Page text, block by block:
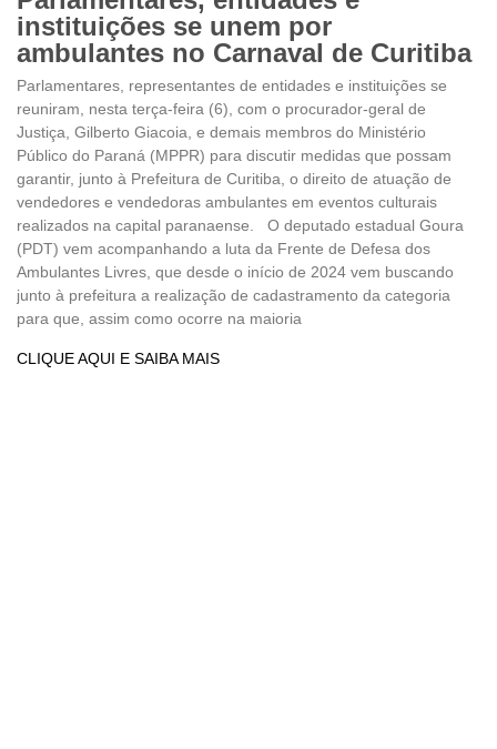
instituições se unem por
ambulantes no Carnaval de Curitiba
Parlamentares, representantes de entidades e instituições se
reuniram, nesta terça-feira (6), com o procurador-geral de
Justiça, Gilberto Giacoia, e demais membros do Ministério
Público do Paraná (MPPR) para discutir medidas que possam
garantir, junto à Prefeitura de Curitiba, o direito de atuação de
vendedores e vendedoras ambulantes em eventos culturais
realizados na capital paranaense. O deputado estadual Goura
(PDT) vem acompanhando a luta da Frente de Defesa dos
Ambulantes Livres, que desde o início de 2024 vem buscando
junto à prefeitura a realização de cadastramento da categoria
para que, assim como ocorre na maioria
CLIQUE AQUI E SAIBA MAIS